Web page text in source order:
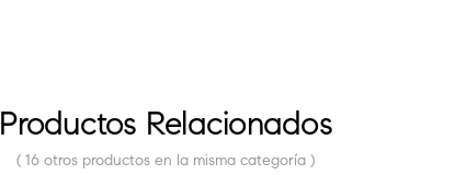
Productos Relacionados
( 16 otros productos en la misma categoría )